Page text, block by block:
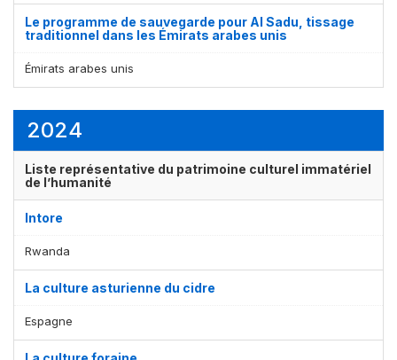
Le programme de sauvegarde pour Al Sadu, tissage
traditionnel dans les Émirats arabes unis
Émirats arabes unis
2024
Liste représentative du patrimoine culturel immatériel
de l’humanité
Intore
Rwanda
La culture asturienne du cidre
Espagne